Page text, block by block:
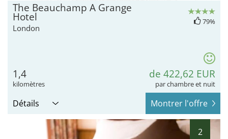
The Beauchamp A Grange
Hotel
London
79%
1,4
kilomètres
de 422,62 EUR
par chambre et nuit
Détails Montrer l'offre
2